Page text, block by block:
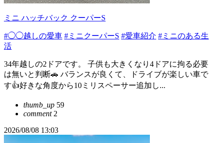
ミニ ハッチバック クーパーS
#◯◯越しの愛車 #ミニクーパーS #愛車紹介 #ミニのある生
活
34年越しの2ドアです。 子供も大きくなり4ドアに拘る必要
は無いと判断🚗 バランスが良くて、ドライブが楽しい車で
す👍好きな角度から10ミリスペーサー追加し...
thumb_up 59
comment2
2026/08/08 13:03